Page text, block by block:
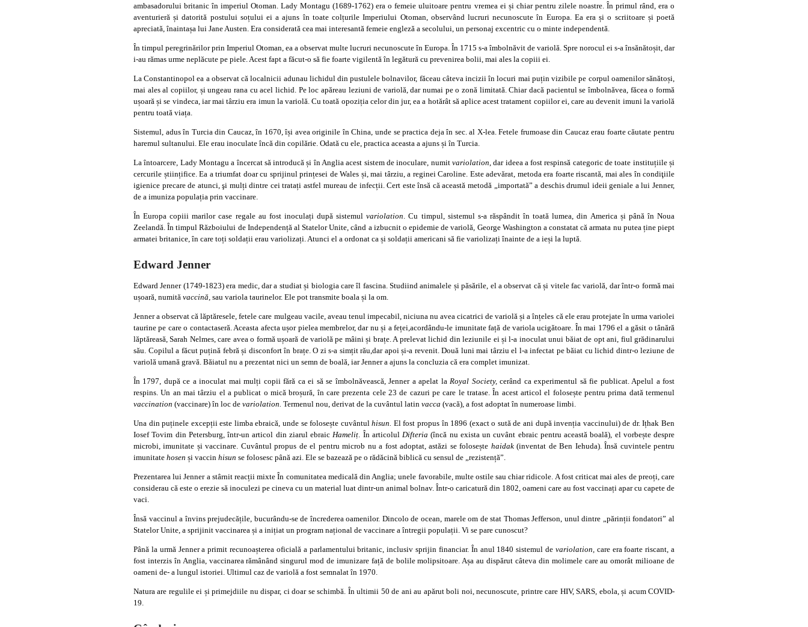
ambasadorului britanic în imperiul Otoman. Lady Montagu (1689-1762) era o femeie uluitoare pentru vremea ei și chiar pentru zilele noastre. În primul rând, era o
aventurieră și datorită postului soțului ei a ajuns în toate colțurile Imperiului Otoman, observând lucruri necunoscute în Europa. Ea era și o scriitoare și poetă
apreciată, înaintașa lui Jane Austen. Era considerată cea mai interesantă femeie engleză a secolului, un personaj excentric cu o minte independentă.
În timpul peregrinărilor prin Imperiul Otoman, ea a observat multe lucruri necunoscute în Europa. În 1715 s-a îmbolnăvit de variolă. Spre norocul ei s-a însănătoșit, dar
i-au rămas urme neplăcute pe piele. Acest fapt a făcut-o să fie foarte vigilentă în legătură cu prevenirea bolii, mai ales la copiii ei.
La Constantinopol ea a observat că localnicii adunau lichidul din pustulele bolnavilor, făceau câteva incizii în locuri mai puțin vizibile pe corpul oamenilor sănătoși,
mai ales al copiilor, și ungeau rana cu acel lichid. Pe loc apăreau leziuni de variolă, dar numai pe o zonă limitată. Chiar dacă pacientul se îmbolnăvea, făcea o formă
ușoară și se vindeca, iar mai târziu era imun la variolă. Cu toată opoziția celor din jur, ea a hotărât să aplice acest tratament copiilor ei, care au devenit imuni la variolă
pentru toată viața.
Sistemul, adus în Turcia din Caucaz, în 1670, își avea originile în China, unde se practica deja în sec. al X-lea. Fetele frumoase din Caucaz erau foarte căutate pentru
haremul sultanului. Ele erau inoculate încă din copilărie. Odată cu ele, practica aceasta a ajuns și în Turcia.
La întoarcere, Lady Montagu a încercat să introducă și în Anglia acest sistem de inoculare, numit variolation, dar ideea a fost respinsă categoric de toate instituțiile și
cercurile științifice. Ea a triumfat doar cu sprijinul prințesei de Wales și, mai târziu, a reginei Caroline. Este adevărat, metoda era foarte riscantă, mai ales în condiţiile
igienice precare de atunci, şi mulți dintre cei tratați astfel mureau de infecții. Cert este însă că această metodă „importată” a deschis drumul ideii geniale a lui Jenner,
de a imuniza populația prin vaccinare.
În Europa copiii marilor case regale au fost inoculați după sistemulvariolation. Cu timpul, sistemul s-a răspândit în toată lumea, din America și până în Noua
Zeelandă. În timpul Războiului de Independență al Statelor Unite, când a izbucnit o epidemie de variolă, George Washington a constatat că armata nu putea ține piept
armatei britanice, în care toți soldații erau variolizați. Atunci el a ordonat ca și soldații americani să fie variolizați înainte de a ieși la luptă.
Edward Jenner
Edward Jenner (1749-1823) era medic, dar a studiat și biologia care îl fascina. Studiind animalele și păsările, el a observat că și vitele fac variolă, dar într-o formă mai
ușoară, numită vaccină, sau variola taurinelor. Ele pot transmite boala și la om.
Jenner a observat că lăptăresele, fetele care mulgeau vacile, aveau tenul impecabil, niciuna nu avea cicatrici de variolă și a înțeles că ele erau protejate în urma variolei
taurine pe care o contactaseră. Aceasta afecta ușor pielea membrelor, dar nu și a feței,acordându-le imunitate față de variola ucigătoare. În mai 1796 el a găsit o tânără
lăptăreasă, Sarah Nelmes, care avea o formă ușoară de variolă pe mâini și brațe. A prelevat lichid din leziunile ei și l-a inoculat unui băiat de opt ani, fiul grădinarului
său. Copilul a făcut puțină febră și disconfort în brațe. O zi s-a simțit rău,dar apoi și-a revenit. Două luni mai târziu el l-a infectat pe băiat cu lichid dintr-o leziune de
variolă umană gravă. Băiatul nu a prezentat nici un semn de boală, iar Jenner a ajuns la concluzia că era complet imunizat.
În 1797, după ce a inoculat mai mulți copii fără ca ei să se îmbolnăvească, Jenner a apelat la Royal Society,cerând ca experimentul să fie publicat. Apelul a fost
respins. Un an mai târziu el a publicat o mică broșură, în care prezenta cele 23 de cazuri pe care le tratase. În acest articol el folosește pentru prima dată termenul
vaccination (vaccinare) în loc de variolation. Termenul nou, derivat de la cuvântul latin vacca (vacă), a fost adoptat în numeroase limbi.
Una din puținele excepții este limba ebraică, unde se folosește cuvântulhisun. El fost propus în 1896 (exact o sută de ani după invenția vaccinului) de dr. Ițhak Ben
Iosef Tovim din Petersburg, într-un articol din ziarul ebraic Hameliț . În articolul Difteria(încă nu exista un cuvânt ebraic pentru această boală), el vorbește despre
microbi, imunitate și vaccinare. Cuvântul propus de el pentru microb nu a fost adoptat, astăzi se folosește haidak(inventat de Ben Iehuda). Însă cuvintele pentru
imunitate hosen și vaccin hisun se folosesc până azi. Ele se bazează pe o rădăcină biblică cu sensul de „rezistență”.
Prezentarea lui Jenner a stârnit reacții mixte În comunitatea medicală din Anglia; unele favorabile, multe ostile sau chiar ridicole. A fost criticat mai ales de preoți, care
considerau că este o erezie să inoculezi pe cineva cu un material luat dintr-un animal bolnav. Într-o caricatură din 1802, oameni care au fost vaccinați apar cu capete de
vaci.
Însă vaccinul a învins prejudecățile, bucurându-se de încrederea oamenilor. Dincolo de ocean, marele om de stat Thomas Jefferson, unul dintre „părinții fondatori” al
Statelor Unite, a sprijinit vaccinarea și a inițiat un program național de vaccinare a întregii populații. Vi se pare cunoscut?
Până la urmă Jenner a primit recunoașterea oficială a parlamentului britanic, inclusiv sprijin financiar. În anul 1840 sistemul de variolation, care era foarte riscant, a
fost interzis în Anglia, vaccinarea rămânând singurul mod de imunizare față de bolile molipsitoare. Așa au dispărut câteva din molimele care au omorât milioane de
oameni de- a lungul istoriei. Ultimul caz de variolă a fost semnalat în 1970.
Natura are regulile ei și primejdiile nu dispar, ci doar se schimbă. În ultimii 50 de ani au apărut boli noi, necunoscute, printre care HIV, SARS, ebola, și acum COVID-
19.